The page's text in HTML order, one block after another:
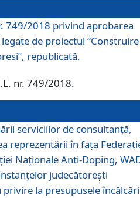
749/2018 privind aprobarea
de proiectul “Construire
republicată.
nr. 749/2018.
serviciilor de consultanță,
reprezentării în fața
Naționale Anti-Doping,
judecătorești
la presupusele